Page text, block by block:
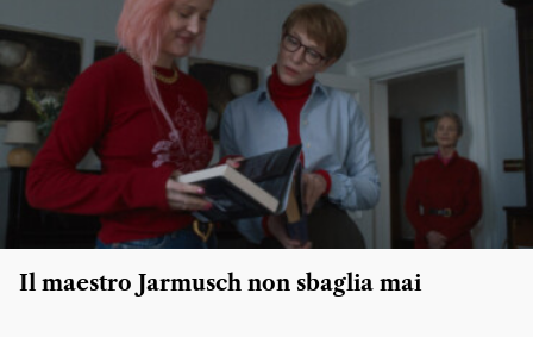
Il maestro Jarmusch non sbaglia mai